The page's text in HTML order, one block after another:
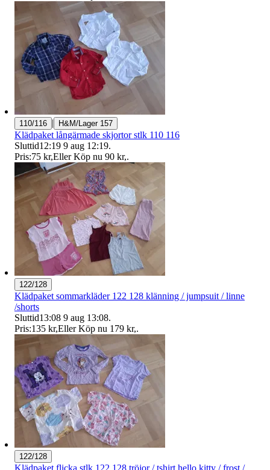
110/116 | H&M/Lager 157
Klädpaket långärmade skjortor stlk 110 116
Sluttid12:19 9 aug 12:19.
Pris:75 kr,Eller Köp nu 90 kr,.
122/128
Klädpaket sommarkläder 122 128 klänning / jumpsuit / linne
/shorts
Sluttid13:08 9 aug 13:08.
Pris:135 kr,Eller Köp nu 179 kr,.
122/128
Klädpaket flicka stlk 122 128 tröjor / tshirt hello kitty / frost /